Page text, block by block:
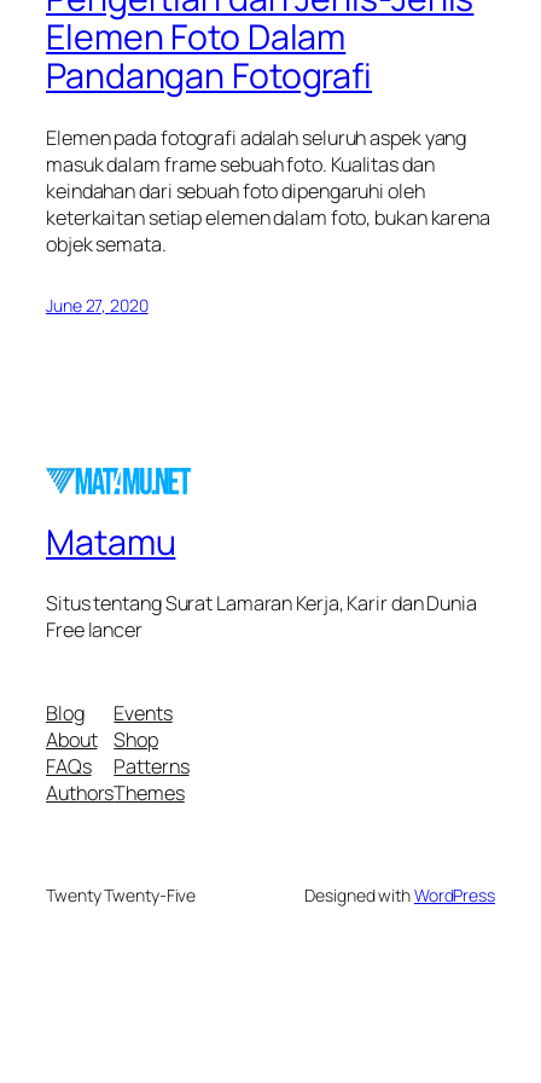
Elemen Foto Dalam
Pandangan Fotografi
Elemen pada fotografi adalah seluruh aspek yang
masuk dalam frame sebuah foto. Kualitas dan
keindahan dari sebuah foto dipengaruhi oleh
keterkaitan setiap elemen dalam foto, bukan karena
objek semata.
June 27, 2020
Matamu
Situs tentang Surat Lamaran Kerja, Karir dan Dunia
Free lancer
Blog
About
FAQs
Authors
Events
Shop
Patterns
Themes
Twenty Twenty-Five Designed withWordPress